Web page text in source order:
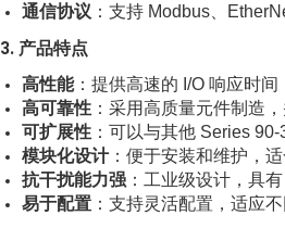
通信协议 ：支持 Modbus、
3. 产品特点
高性能：提供高速的 I/O 响应时间
高可靠性 ：采用高质量元件制造
可扩展性 ：可以与其他 Series
模块化设计：便于安装和维护，
抗干扰能力强 ：工业级设计，具
易于配置 ：支持灵活配置，适应不